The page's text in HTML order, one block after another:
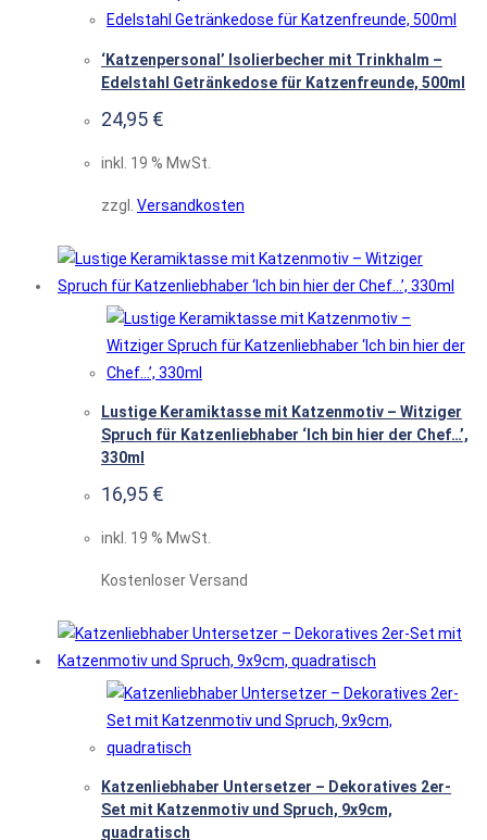
‘Katzenpersonal’ Isolierbecher mit Trinkhalm –
Edelstahl Getränkedose für Katzenfreunde, 500ml
24,95 €
inkl. 19 % MwSt.
zzgl. Versandkosten
Lustige Keramiktasse mit Katzenmotiv – Witziger
Spruch für Katzenliebhaber ‘Ich bin hier der Chef…’,
330ml
16,95 €
inkl. 19 % MwSt.
Kostenloser Versand
Katzenliebhaber Untersetzer – Dekoratives 2er-
Set mit Katzenmotiv und Spruch, 9x9cm,
quadratisch